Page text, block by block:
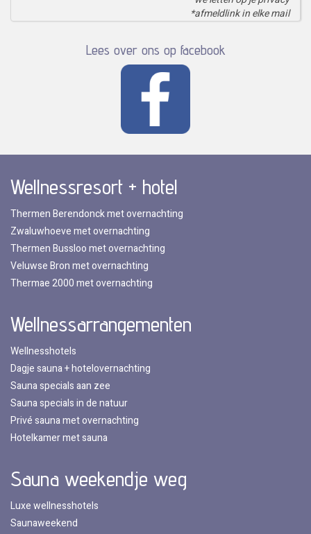
*afmeldlink in elke mail
Lees over ons op facebook
Wellnessresort + hotel
Thermen Berendonck met overnachting
Zwaluwhoeve met overnachting
Thermen Bussloo met overnachting
Veluwse Bron met overnachting
Thermae 2000 met overnachting
Wellnessarrangementen
Wellnesshotels
Dagje sauna + hotelovernachting
Sauna specials aan zee
Sauna specials in de natuur
Privé sauna met overnachting
Hotelkamer met sauna
Sauna weekendje weg
Luxe wellnesshotels
Saunaweekend